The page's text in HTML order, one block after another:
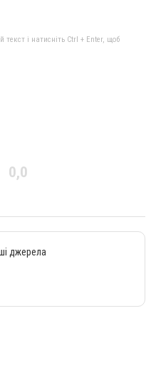
текст і натисніть Ctrl + Enter, щоб
0,0
джерела